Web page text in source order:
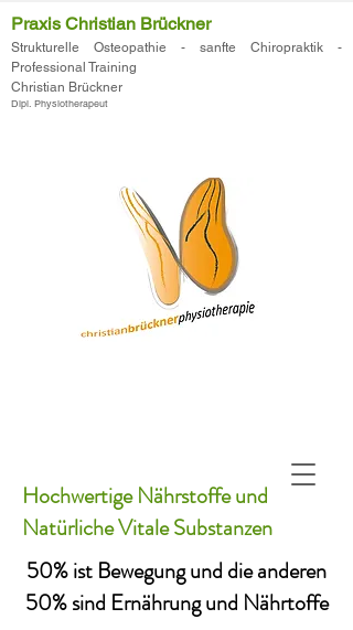
Praxis Christian Brückner
Strukturelle Osteopathie - sanfte Chiropraktik -
Professional Training
Christian Brückner
Dipl. Physiotherapeut
Hochwertige Nährstoffe und
Natürliche Vitale Substanzen
50% ist Bewegung und die anderen
50% sind Ernährung und Nährtoffe